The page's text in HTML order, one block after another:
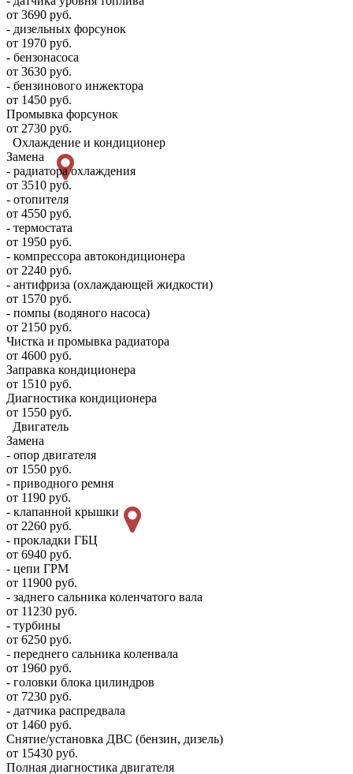
от 3690 руб.
- дизельных форсунок
от 1970 руб.
- бензонасоса
от 3630 руб.
- бензинового инжектора
от 1450 руб.
Промывка форсунок
от 2730 руб.
Охлаждение и кондиционер
Замена
- радиатора охлаждения
от 3510 руб.
- отопителя
от 4550 руб.
- термостата
от 1950 руб.
- компрессора автокондиционера
от 2240 руб.
- антифриза (охлаждающей жидкости)
от 1570 руб.
- помпы (водяного насоса)
от 2150 руб.
Чистка и промывка радиатора
от 4600 руб.
Заправка кондиционера
от 1510 руб.
Диагностика кондиционера
от 1550 руб.
Двигатель
Замена
- опор двигателя
от 1550 руб.
- приводного ремня
от 1190 руб.
- клапанной крышки
от 2260 руб.
- прокладки ГБЦ
от 6940 руб.
- цепи ГРМ
от 11900 руб.
- заднего сальника коленчатого вала
от 11230 руб.
- турбины
от 6250 руб.
- переднего сальника коленвала
от 1960 руб.
- головки блока цилиндров
от 7230 руб.
- датчика распредвала
от 1460 руб.
Снятие/установка ДВС (бензин, дизель)
от 15430 руб.
Полная диагностика двигателя